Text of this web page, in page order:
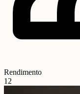
Rendimento
12